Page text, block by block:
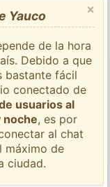
×
Yauco
de la hora
Debido a que
bastante fácil
conectado de
usuarios al
noche, es por
al chat
máximo de
ciudad.